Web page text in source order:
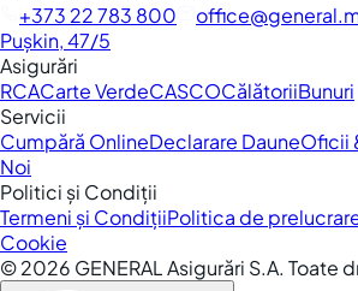
+373 22 783 800 office
Pușkin, 47/5
Asigurări
RCACarte VerdeCASCOCălătoriiBunuri
Servicii
Cumpără OnlineDeclarare DauneOficii
Noi
Politici și Condiții
Termeni și CondițiiPolitica de
Cookie
©2026 GENERAL Asigurări S.A. Toate